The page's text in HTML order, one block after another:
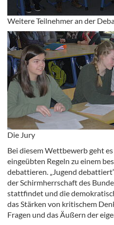
Weitere Teilnehmer an der
Die Jury
Bei diesem Wettbewerb geht
eingeübten Regeln zu einem
debattieren. „Jugend
der Schirmherrschaft des
stattfindet und die
das Stärken von kritischem
Fragen und das Äußern der